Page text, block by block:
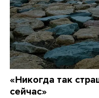
«Никогда так
сейчас»